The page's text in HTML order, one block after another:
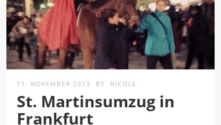
11. NOVEMBER 2013 BY NICOLE
St. Martinsumzug in
Frankfurt